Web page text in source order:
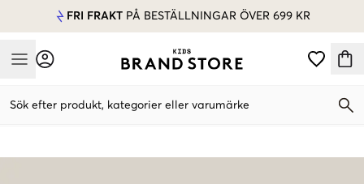
FRI FRAKT PÅ BESTÄLLNINGAR ÖVER 699 KR
Mobile Menu
Sök efter produkt, kategorier eller varumärke